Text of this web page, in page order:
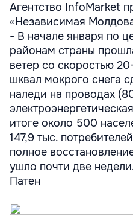
Агентство InfoMarket
«Независимая
- В начале января по
районам страны
ветер со скоростью
шквал мокрого снега
наледи на проводах
итоге около 500
147,9 тыс.
полное
ушло почти две
Патен